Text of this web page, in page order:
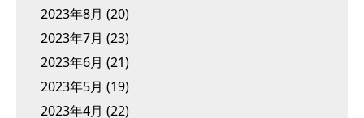
2023年8月 (20)
2023年7月 (23)
2023年6月 (21)
2023年5月 (19)
2023年4月 (22)